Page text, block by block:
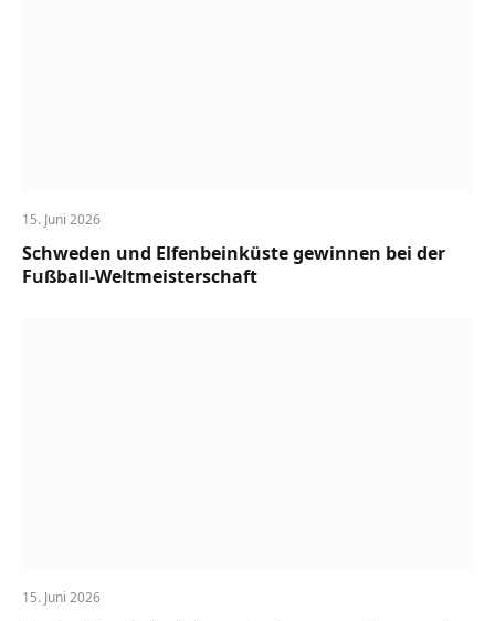
15. Juni 2026
Schweden und Elfenbeinküste gewinnen bei der
Fußball-Weltmeisterschaft
15. Juni 2026